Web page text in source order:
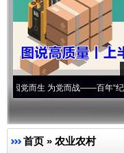
为党而战——百年“纪”事⑧加强纪
首页 » 农业农村